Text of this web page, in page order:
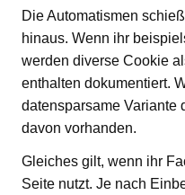
Die Automatismen
hinaus. Wenn ihr
werden diverse Cookie
enthalten dokumentiert.
datensparsame Variante
davon vorhanden.
Gleiches gilt, wenn ihr
Seite nutzt. Je nach